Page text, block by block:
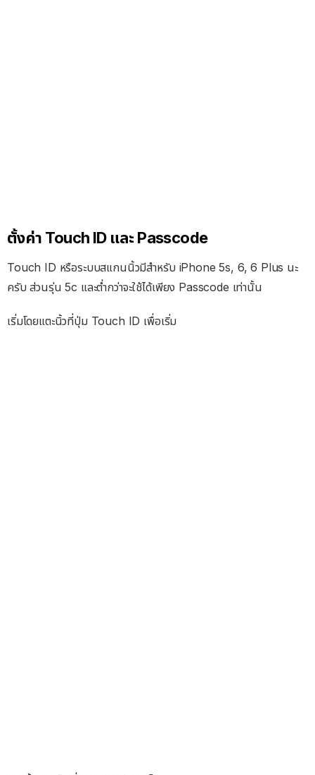
ตั้งค่า Touch ID และ Passcode
Touch ID หรือระบบสแกนนิ้วมีสำหรับ iPhone 5s, 6, 6 Plus นะ
ครับ ส่วนรุ่น 5c และต่ำกว่าจะใช้ได้เพียง Passcode เท่านั้น
เริ่มโดยแตะนิ้วที่ปุ่ม Touch ID เพื่อเริ่ม